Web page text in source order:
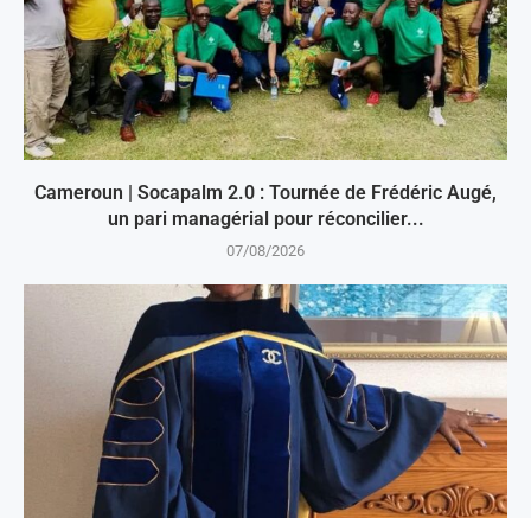
Cameroun | Socapalm 2.0 : Tournée de Frédéric Augé,
un pari managérial pour réconcilier...
07/08/2026